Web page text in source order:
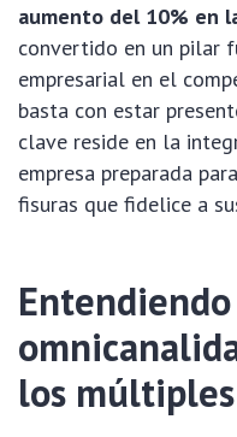
aumento del 10% en
convertido en un pilar
empresarial en el
basta con estar
clave reside en la
empresa preparada
fisuras que fidelice a
los